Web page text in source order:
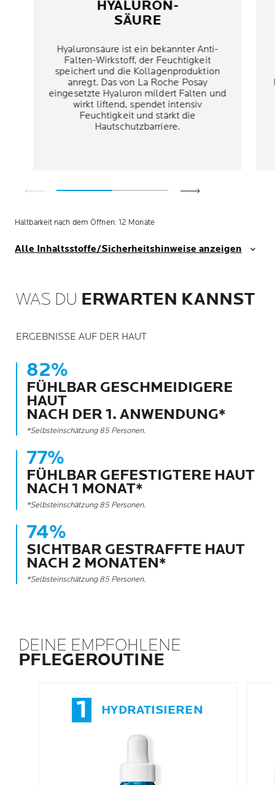
HYALURON-
SÄURE
Hyaluronsäure ist ein bekannter Anti-
Falten-Wirkstoff, der Feuchtigkeit
speichert und die Kollagenproduktion
anregt. Das von La Roche Posay
eingesetzte Hyaluron mildert Falten und
wirkt liftend, spendet intensiv
Feuchtigkeit und stärkt die
Hautschutzbarriere.
Haltbarkeit nach dem Öffnen: 12 Monate
Alle Inhaltsstoffe/Sicherheitshinweise anzeigen
WAS DU ERWARTEN KANNST
ERGEBNISSE AUF DER HAUT
82%
FÜHLBAR GESCHMEIDIGERE
HAUT
NACH DER 1. ANWENDUNG*
*Selbsteinschätzung 85 Personen.
77%
FÜHLBAR GEFESTIGTERE HAUT
NACH 1 MONAT*
*Selbsteinschätzung 85 Personen.
74%
SICHTBAR GESTRAFFTE HAUT
NACH 2 MONATEN*
*Selbsteinschätzung 85 Personen.
DEINE EMPFOHLENE
PFLEGEROUTINE
1 HYDRATISIEREN